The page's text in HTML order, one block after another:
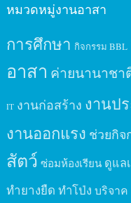
หมวดหมู่งานอาสา
การศึกษา กิจกรรม BBL
อาสา ค่ายนานาชา
IT งานก่อสร้าง งานป
งานออกแรง ช่วยกิจ
สัตว์ ซ่อมห้องเรียน ดูแล
ทำยางยืด ทำโป่ง บริจาค